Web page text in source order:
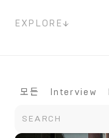
EXPLORE
모든 Interview